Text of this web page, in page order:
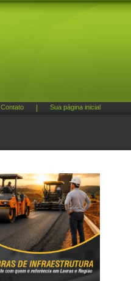
Contato Sua página inicial